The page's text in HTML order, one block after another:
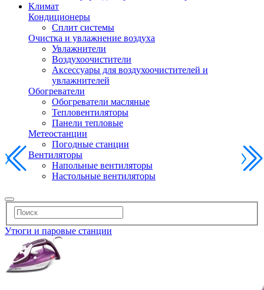
Климат
Кондиционеры
Сплит системы
Очистка и увлажнение воздуха
Увлажнители
Воздухоочистители
Аксессуары для воздухоочистителей и
увлажнителей
Обогреватели
Обогреватели масляные
Тепловентиляторы
Панели тепловые
Метеостанции
Погодные станции
Вентиляторы
Напольные вентиляторы
Настольные вентиляторы
Утюги и паровые станции